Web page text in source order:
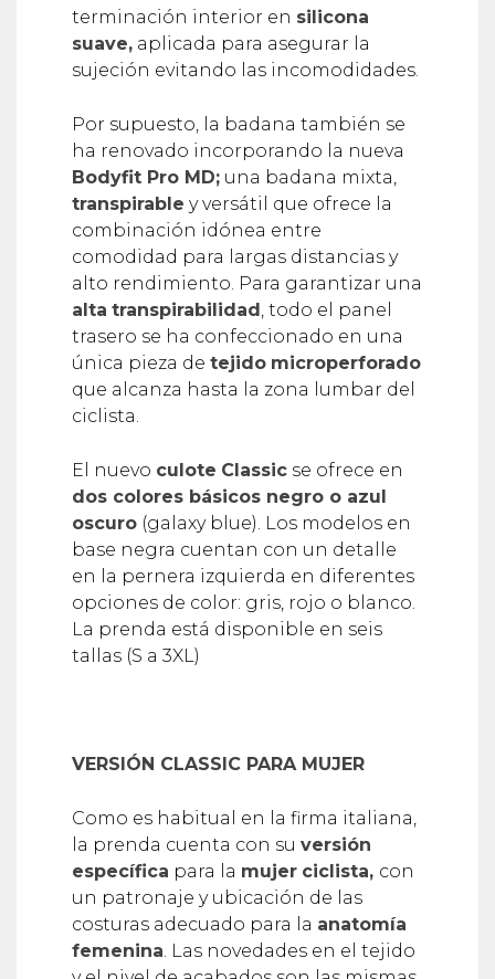
terminación interior en silicona
suave, aplicada para asegurar la
sujeción evitando las incomodidades.
Por supuesto, la badana también se
ha renovado incorporando la nueva
Bodyfit Pro MD; una badana mixta,
transpirable y versátil que ofrece la
combinación idónea entre
comodidad para largas distancias y
alto rendimiento. Para garantizar una
alta transpirabilidad, todo el panel
trasero se ha confeccionado en una
única pieza de tejido microperforado
que alcanza hasta la zona lumbar del
ciclista.
El nuevo culote Classic se ofrece en
dos colores básicos negro o azul
oscuro (galaxy blue). Los modelos en
base negra cuentan con un detalle
en la pernera izquierda en diferentes
opciones de color: gris, rojo o blanco.
La prenda está disponible en seis
tallas (S a 3XL)
VERSIÓN CLASSIC PARA MUJER
Como es habitual en la firma italiana,
la prenda cuenta con su versión
específica para la mujer ciclista, con
un patronaje y ubicación de las
costuras adecuado para la anatomía
femenina. Las novedades en el tejido